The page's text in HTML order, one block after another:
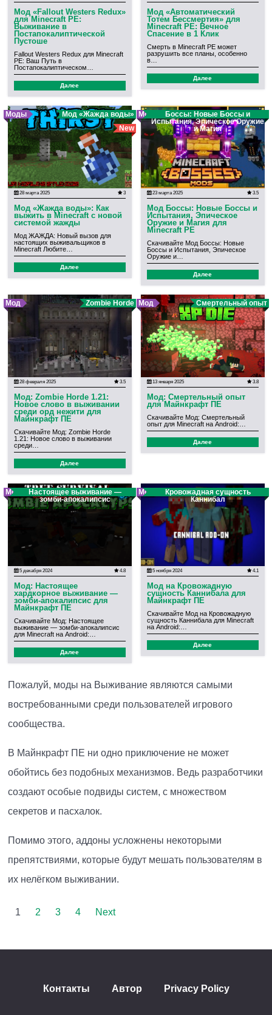
Мод «Fallout Westers Redux»
для Minecraft PE:
Выживание в
Постапокалиптической
Пустоше
Fallout Westers Redux для Minecraft
PE: Ваш Путь в
Постапокалиптическом…
Далее
Мод «Автоматический
Тотем Бессмертия» для
Minecraft PE: Вечное
Спасение в 1 Клик
Смерть в Minecraft PE может
разрушить все планы, особенно
в…
Далее
Моды
Мод «Жажда воды»
New
28 марта 2025 3
Мод «Жажда воды»: Как
выжить в Minecraft с новой
системой жажды
Мод ЖАЖДА: Новый вызов для
настоящих выживальщиков в
Minecraft Любите…
Далее
Мод
Боссы: Новые Боссы и
Испытания, Эпическое Оружие
и Магия
23 марта 2025 3.5
Мод Боссы: Новые Боссы и
Испытания, Эпическое
Оружие и Магия для
Minecraft PE
Скачивайте Мод Боссы: Новые
Боссы и Испытания, Эпическое
Оружие и…
Далее
Мод Zombie Horde
28 февраля 2025 3.5
Мод: Zombie Horde 1.21:
Новое слово в выживании
среди орд нежити для
Майнкрафт ПЕ
Скачивайте Мод: Zombie Horde
1.21: Новое слово в выживании
среди…
Далее
Мод Смертельный опыт
13 января 2025 3.8
Мод: Смертельный опыт
для Майнкрафт ПЕ
Скачивайте Мод: Смертельный
опыт для Minecraft на Android:…
Далее
Мод
Настоящее выживание —
зомби-апокалипсис
5 декабря 2024 4.8
Мод: Настоящее
хардкорное выживание —
зомби-апокалипсис для
Майнкрафт ПЕ
Скачивайте Мод: Настоящее
выживание — зомби-апокалипсис
для Minecraft на Android:…
Далее
Мод
Кровожадная сущность
Каннибал
5 ноября 2024 4.1
Мод на Кровожадную
сущность Каннибала для
Майнкрафт ПЕ
Скачивайте Мод на Кровожадную
сущность Каннибала для Minecraft
на Android:…
Далее
Пожалуй, моды на Выживание являются самыми
востребованными среди пользователей игрового
сообщества.
В Майнкрафт ПЕ ни одно приключение не может
обойтись без подобных механизмов. Ведь разработчики
создают особые подвиды систем, с множеством
секретов и пасхалок.
Помимо этого, аддоны усложнены некоторыми
препятствиями, которые будут мешать пользователям в
их нелёгком выживании.
1 2 3 4 Next
Контакты Автор Privacy Policy